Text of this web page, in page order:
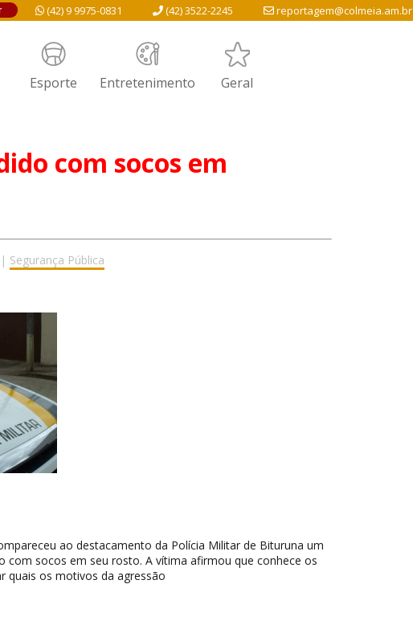
reportagem@colmeia.am.br
(42) 3522-2245
(42) 9 9975-0831
Esporte Entretenimento Geral
com socos em
| Segurança Pública
ao destacamento da Polícia Militar de Bituruna um
com socos em seu rosto. A vítima afirmou que conhece os
quais os motivos da agressão